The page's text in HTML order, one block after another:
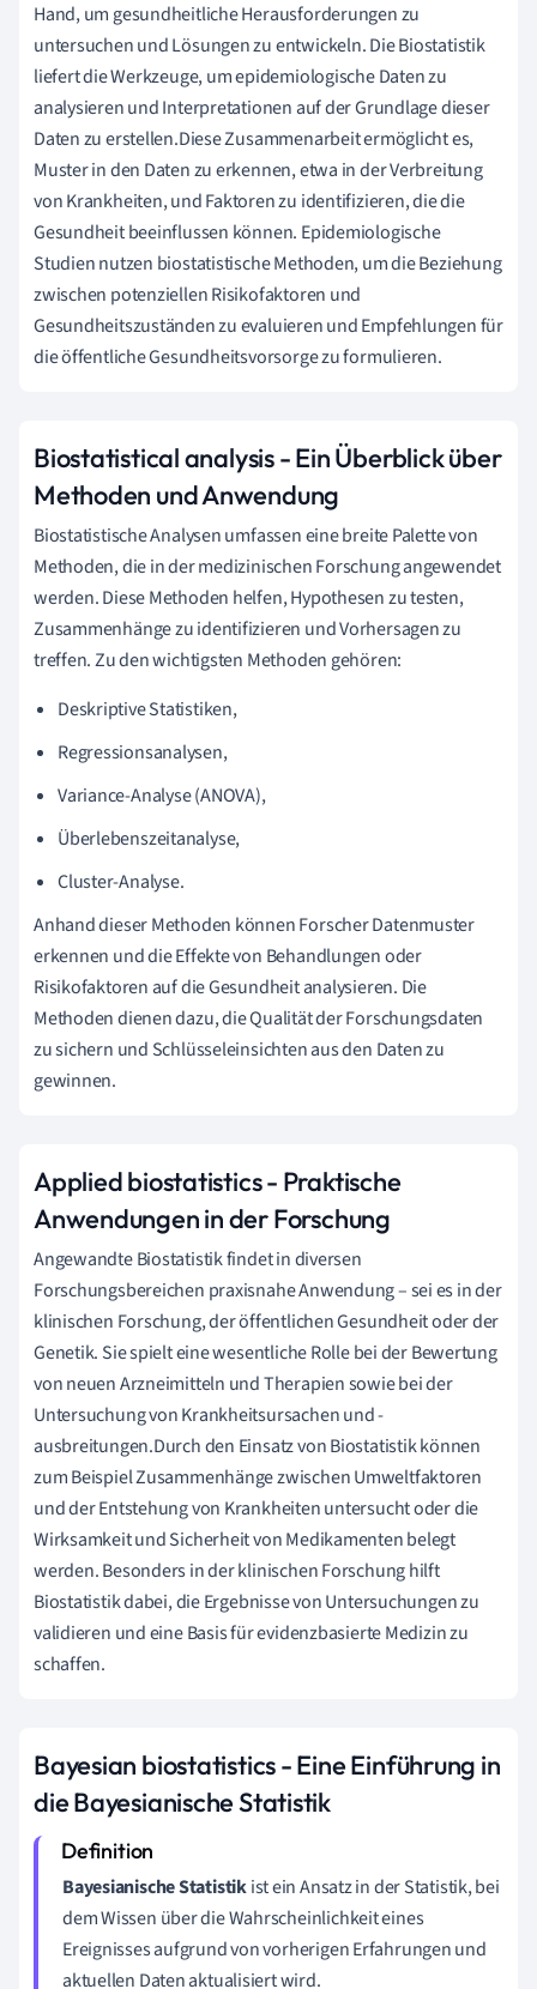
Hand, um gesundheitliche Herausforderungen zu
untersuchen und Lösungen zu entwickeln. Die Biostatistik
liefert die Werkzeuge, um epidemiologische Daten zu
analysieren und Interpretationen auf der Grundlage dieser
Daten zu erstellen.Diese Zusammenarbeit ermöglicht es,
Muster in den Daten zu erkennen, etwa in der Verbreitung
von Krankheiten, und Faktoren zu identifizieren, die die
Gesundheit beeinflussen können. Epidemiologische
Studien nutzen biostatistische Methoden, um die Beziehung
zwischen potenziellen Risikofaktoren und
Gesundheitszuständen zu evaluieren und Empfehlungen für
die öffentliche Gesundheitsvorsorge zu formulieren.
Biostatistical analysis - Ein Überblick über
Methoden und Anwendung
Biostatistische Analysen umfassen eine breite Palette von
Methoden, die in der medizinischen Forschung angewendet
werden. Diese Methoden helfen, Hypothesen zu testen,
Zusammenhänge zu identifizieren und Vorhersagen zu
treffen. Zu den wichtigsten Methoden gehören:
Deskriptive Statistiken,
Regressionsanalysen,
Variance-Analyse (ANOVA),
Überlebenszeitanalyse,
Cluster-Analyse.
Anhand dieser Methoden können Forscher Datenmuster
erkennen und die Effekte von Behandlungen oder
Risikofaktoren auf die Gesundheit analysieren. Die
Methoden dienen dazu, die Qualität der Forschungsdaten
zu sichern und Schlüsseleinsichten aus den Daten zu
gewinnen.
Applied biostatistics - Praktische
Anwendungen in der Forschung
Angewandte Biostatistik findet in diversen
Forschungsbereichen praxisnahe Anwendung – sei es in der
klinischen Forschung, der öffentlichen Gesundheit oder der
Genetik. Sie spielt eine wesentliche Rolle bei der Bewertung
von neuen Arzneimitteln und Therapien sowie bei der
Untersuchung von Krankheitsursachen und -
ausbreitungen.Durch den Einsatz von Biostatistik können
zum Beispiel Zusammenhänge zwischen Umweltfaktoren
und der Entstehung von Krankheiten untersucht oder die
Wirksamkeit und Sicherheit von Medikamenten belegt
werden. Besonders in der klinischen Forschung hilft
Biostatistik dabei, die Ergebnisse von Untersuchungen zu
validieren und eine Basis für evidenzbasierte Medizin zu
schaffen.
Bayesian biostatistics - Eine Einführung in
die Bayesianische Statistik
Bayesianische Statistikist ein Ansatz in der Statistik, bei
dem Wissen über die Wahrscheinlichkeit eines
Ereignisses aufgrund von vorherigen Erfahrungen und
aktuellen Daten aktualisiert wird.